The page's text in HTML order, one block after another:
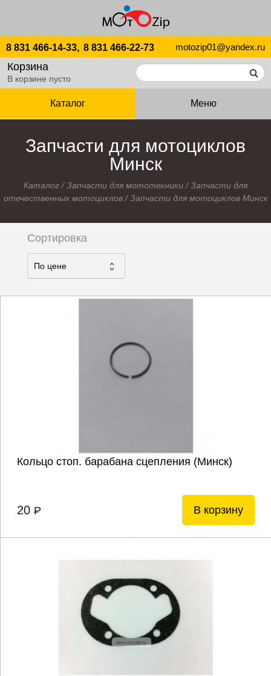
8 831 466-14-33, 8 831 466-22-73 motozip01@yandex.ru
Корзина
В корзине пусто
Каталог Меню
Запчасти для мотоциклов
Минск
Каталог /Запчасти для мототехники /Запчасти для
отечественных мотоциклов/Запчасти для мотоциклов Минск
Сортировка
По ценe
Кольцо стоп. барабана сцепления (Минск)
20 P В корзину